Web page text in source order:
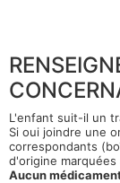
L'enfant suit-il un
Si oui joindre une
correspondants
d'origine
Aucun